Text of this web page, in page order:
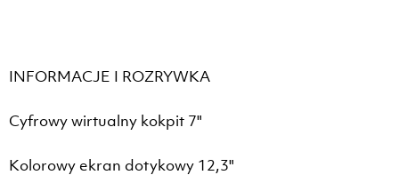
INFORMACJE I ROZRYWKA
Cyfrowy wirtualny kokpit 7"
Kolorowy ekran dotykowy 12,3"